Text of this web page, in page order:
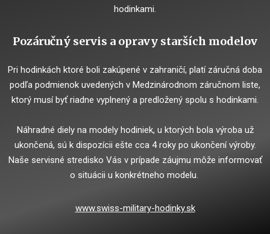
hodinkami.
Pozáručný servis a opravy starších modelov
Pri hodinkách ktoré boli zakúpené v zahraničí, platí záručná doba
podľa podmienok uvedených v Medzinárodnom záručnom liste,
ktorý musí byť riadne vyplnený a predložený spolu s hodinkami.
Náhradné diely na modely hodiniek, u ktorých bola výroba už
ukončená, sú k dispozícii ešte cca 4 roky po ukončení výroby.
Naše servisné stredisko Vás v prípade záujmu môže informovať
o situácii u konkrétneho modelu.
www.swiss-military-hodinky.sk